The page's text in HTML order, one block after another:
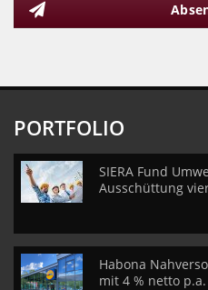
PORTFOLIO
SIERA Fund
Ausschüttung
Habona
mit 4 % netto p.a.